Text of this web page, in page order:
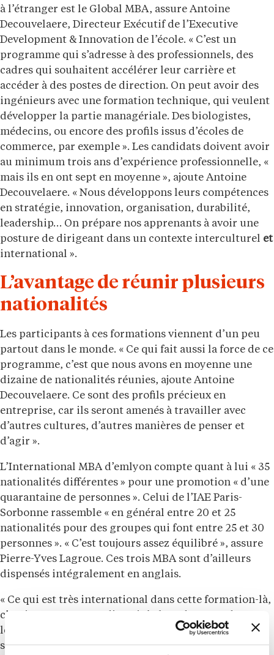
à l’étranger est le Global MBA, assure Antoine
Decouvelaere, Directeur Exécutif de l’Executive
Development & Innovation de l’école. « C’est un
programme qui s’adresse à des professionnels, des
cadres qui souhaitent accélérer leur carrière et
accéder à des postes de direction. On peut avoir des
ingénieurs avec une formation technique, qui veulent
développer la partie managériale. Des biologistes,
médecins, ou encore des profils issus d’écoles de
commerce, par exemple ». Les candidats doivent avoir
au minimum trois ans d’expérience professionnelle, «
mais ils en ont sept en moyenne », ajoute Antoine
Decouvelaere. « Nous développons leurs compétences
en stratégie, innovation, organisation, durabilité,
leadership… On prépare nos apprenants à avoir une
posture de dirigeant dans un contexte interculturel et
international ».
L’avantage de réunir plusieurs
nationalités
Les participants à ces formations viennent d’un peu
partout dans le monde. « Ce qui fait aussi la force de ce
programme, c’est que nous avons en moyenne une
dizaine de nationalités réunies, ajoute Antoine
Decouvelaere. Ce sont des profils précieux en
entreprise, car ils seront amenés à travailler avec
d’autres cultures, d’autres manières de penser et
d’agir ».
L’International MBA d’emlyon compte quant à lui « 35
nationalités différentes » pour une promotion « d’une
quarantaine de personnes ». Celui de l’IAE Paris-
Sorbonne rassemble « en général entre 20 et 25
nationalités pour des groupes qui font entre 25 et 30
personnes ». « C’est toujours assez équilibré », assure
Pierre-Yves Lagroue. Ces trois MBA sont d’ailleurs
dispensés intégralement en anglais.
« Ce qui est très international dans cette formation-là,
c’est justement cette diversité. Il y a des gens de tous
les continents, c’est ça la richesse de ce programme »,
s’enthousiasme Marjorie Diebolt. « Chacun, avec sa